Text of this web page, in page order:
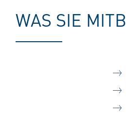
WAS SIE